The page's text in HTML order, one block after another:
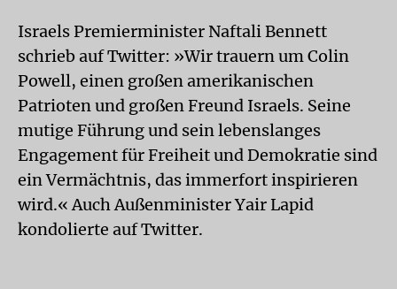
Israels Premierminister Naftali Bennett
schrieb auf Twitter: »Wir trauern um Colin
Powell, einen großen amerikanischen
Patrioten und großen Freund Israels. Seine
mutige Führung und sein lebenslanges
Engagement für Freiheit und Demokratie sind
ein Vermächtnis, das immerfort inspirieren
wird.« Auch Außenminister Yair Lapid
kondolierte auf Twitter.